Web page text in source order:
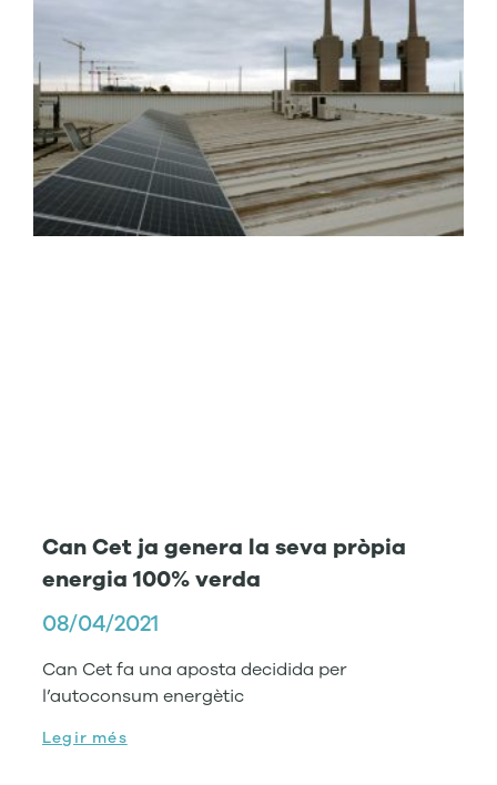
Can Cet ja genera la seva pròpia
energia 100% verda
08/04/2021
Can Cet fa una aposta decidida per
l’autoconsum energètic
Legir més